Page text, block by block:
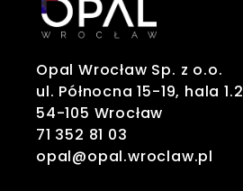
Opal Wrocław Sp. z o.o.
ul. Północna 15-19, hala 1.2
54-105 Wrocław
71 352 81 03
opal@opal.wroclaw.pl